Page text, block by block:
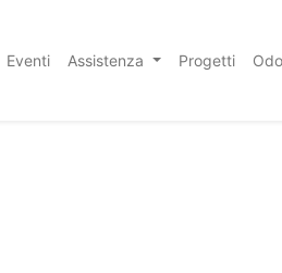
Eventi Assistenza Progetti